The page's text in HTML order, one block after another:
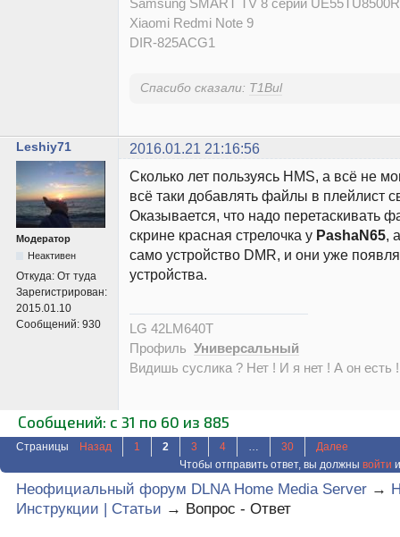
Samsung SMART TV 8 серии
Xiaomi Redmi Note 9
DIR-825ACG1
Спасибо сказали: T1Bul
Leshiy71 2016.01.21 21:16:56
Модератор
Неактивен
Откуда: От туда
Зарегистрирован:
2015.01.10
Сообщений: 930
Сколько лет пользуясь HMS, а всё не
всё таки добавлять файлы в плейлист
Оказывается, что надо перетаскивать
скрине красная стрелочка у PashaN65,
само устройство DMR, и они уже
устройства.
LG 42LM640T
Профиль Универсальный
Видишь суслика ? Нет ! И я нет ! А он есть
Сообщений: с 31 по 60 из 885
Страницы Назад 1 2 3 4 … 30
Далее
Чтобы отправить ответ, вы должны войти
Неофициальный форум DLNA Home Media Server →
Инструкции | Статьи → Вопрос - Ответ